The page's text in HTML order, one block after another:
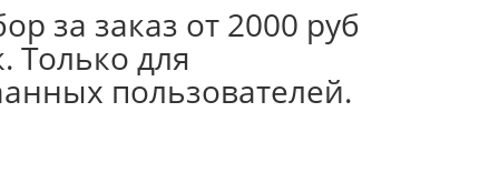
за заказ от 2000 руб
Только для
пользователей.